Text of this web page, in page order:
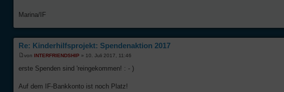
Marina/IF
Re: Kinderhilfsprojekt: Spendenaktion 2017
von INTERFRIENDSHIP » 10. Juli 2017, 11:46
erste Spenden sind 'reingekommen! : - )
Auf dem IF-Bankkonto ist noch Platz!